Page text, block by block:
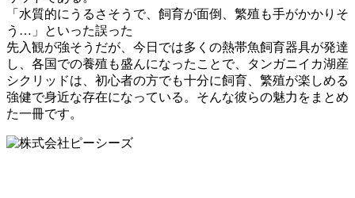
「水質的にうるさそうで、飼育が面倒、繁殖も手がかかりそ
う…」といった誤った
先入観が強そうだが、今日では多くの熱帯魚飼育器具が発達
し、各国での養殖も盛んになったことで、タンガニイカ湖産
シクリッドは、初心者の方でも十分に飼育、繁殖が楽しめる
強健で身近な存在になっている。そんな彼らの魅力をまとめ
た一冊です。